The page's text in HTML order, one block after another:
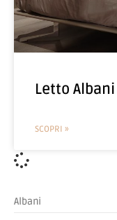
Albani
Letto Albani
SCOPRI »